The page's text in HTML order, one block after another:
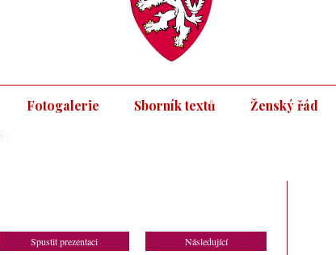
Fotogalerie Sborník textů Ženský řád
Spustit prezentaci Následující